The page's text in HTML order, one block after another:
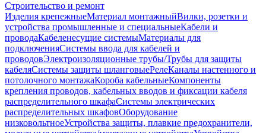
Строительство и ремонт
Изделия крепежныеМатериал монтажныйВилки, розетки и
устройства промышленные и специальныеКабели и
проводаКабеленесущие системыМатериалы для
подключенияСистемы ввода для кабелей и
проводовЭлектроизоляционные трубы/Трубы для защиты
кабеляСистемы защиты шланговыеРелеКаналы настенного и
потолочного монтажаКороба кабельныеКомпоненты
крепления проводов, кабельных вводов и фиксации кабеля
распределительного шкафаСистемы электрических
распределительных шкафовОборудование
низковольтноеУстройства защиты, плавкие предохранители,